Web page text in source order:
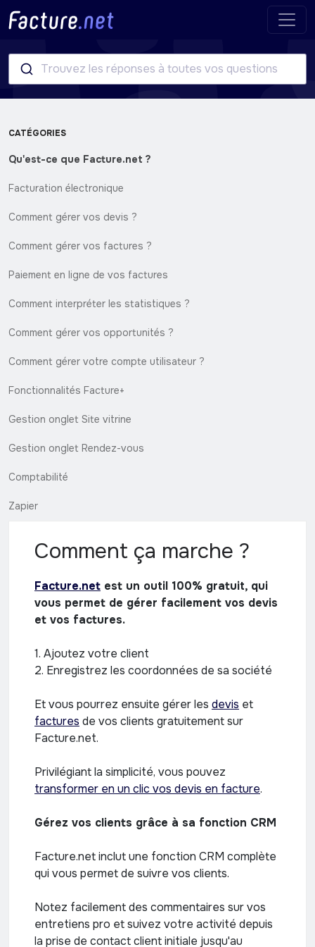
Trouvez les réponses à toutes vos questions
CATÉGORIES
Qu'est-ce que Facture.net ?
Facturation électronique
Comment gérer vos devis ?
Comment gérer vos factures ?
Paiement en ligne de vos factures
Comment interpréter les statistiques ?
Comment gérer vos opportunités ?
Comment gérer votre compte utilisateur ?
Fonctionnalités Facture+
Gestion onglet Site vitrine
Gestion onglet Rendez-vous
Comptabilité
Zapier
Comment ça marche ?
Facture.net est un outil 100% gratuit, qui
vous permet de gérer facilement vos devis
et vos factures.
1. Ajoutez votre client
2. Enregistrez les coordonnées de sa société
Et vous pourrez ensuite gérer les devis et
factures de vos clients gratuitement sur
Facture.net.
Privilégiant la simplicité, vous pouvez
transformer en un clic vos devis en facture.
Gérez vos clients grâce à sa fonction CRM
Facture.net inclut une fonction CRM complète
qui vous permet de suivre vos clients.
Notez facilement des commentaires sur vos
entretiens pro et suivez votre activité depuis
la prise de contact client initiale jusqu'au